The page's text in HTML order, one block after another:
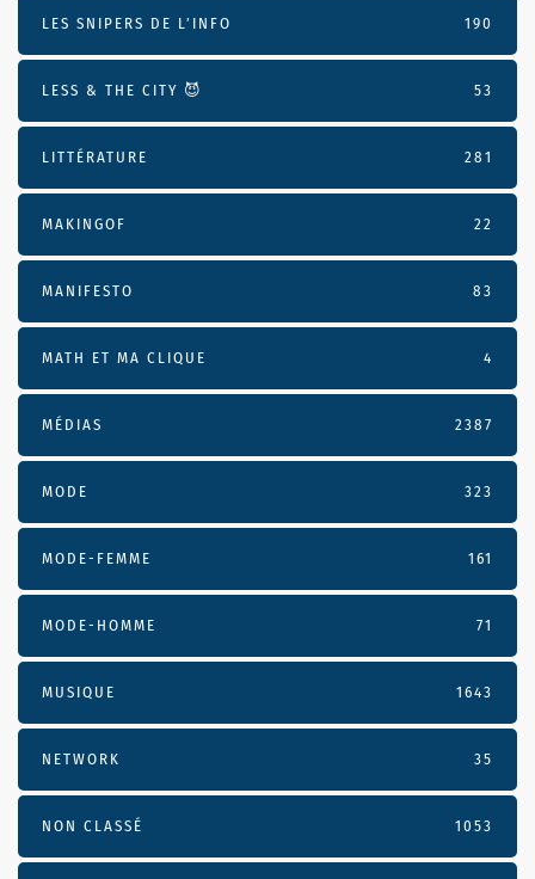
LES SNIPERS DE L’INFO 190
LESS & THE CITY 😈 53
LITTÉRATURE 281
MAKINGOF 22
MANIFESTO 83
MATH ET MA CLIQUE 4
MÉDIAS 2387
MODE 323
MODE-FEMME 161
MODE-HOMME 71
MUSIQUE 1643
NETWORK 35
NON CLASSÉ 1053